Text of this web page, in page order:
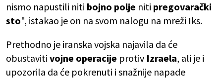
nismo napustili niti bojno polje niti pregovarački
sto", istakao je on na svom nalogu na mreži Iks.
Prethodno je iranska vojska najavila da će
obustaviti vojne operacije protiv Izraela, ali je i
upozorila da će pokrenuti i snažnije napade